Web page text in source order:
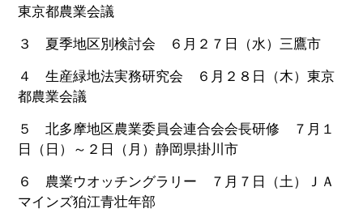
東京都農業会議
３ 夏季地区別検討会 ６月２７日（水）三鷹市
４ 生産緑地法実務研究会 ６月２８日（木）東京
都農業会議
５ 北多摩地区農業委員会連合会会長研修 ７月１
日（日）～２日（月）静岡県掛川市
６ 農業ウオッチングラリー ７月７日（土）ＪＡ
マインズ狛江青壮年部